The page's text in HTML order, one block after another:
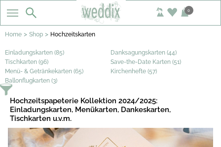
0
Home > Shop > Hochzeitskarten
Einladungskarten (85)
Danksagungskarten (44)
Tischkarten (96)
Save-the-Date Karten (51)
Menü- & Getränkekarten (65)
Kirchenhefte (57)
Ballonflugkarten (3)
Hochzeitspapeterie Kollektion 2024/2025:
Einladungskarten, Menükarten, Dankeskarten,
Tischkarten u.v.m.